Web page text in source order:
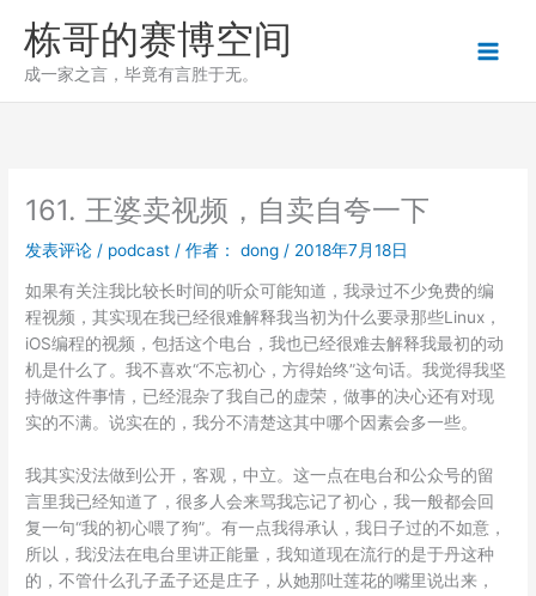
栋哥的赛博空间
成一家之言，毕竟有言胜于无。
161. 王婆卖视频，自卖自夸一下
发表评论 / podcast / 作者： dong / 2018年7月18日
如果有关注我比较长时间的听众可能知道，我录过不少免费的编
程视频，其实现在我已经很难解释我当初为什么要录那些Linux，
iOS编程的视频，包括这个电台，我也已经很难去解释我最初的动
机是什么了。我不喜欢“不忘初心，方得始终”这句话。我觉得我坚
持做这件事情，已经混杂了我自己的虚荣，做事的决心还有对现
实的不满。说实在的，我分不清楚这其中哪个因素会多一些。
我其实没法做到公开，客观，中立。这一点在电台和公众号的留
言里我已经知道了，很多人会来骂我忘记了初心，我一般都会回
复一句“我的初心喂了狗”。有一点我得承认，我日子过的不如意，
所以，我没法在电台里讲正能量，我知道现在流行的是于丹这种
的，不管什么孔子孟子还是庄子，从她那吐莲花的嘴里说出来，